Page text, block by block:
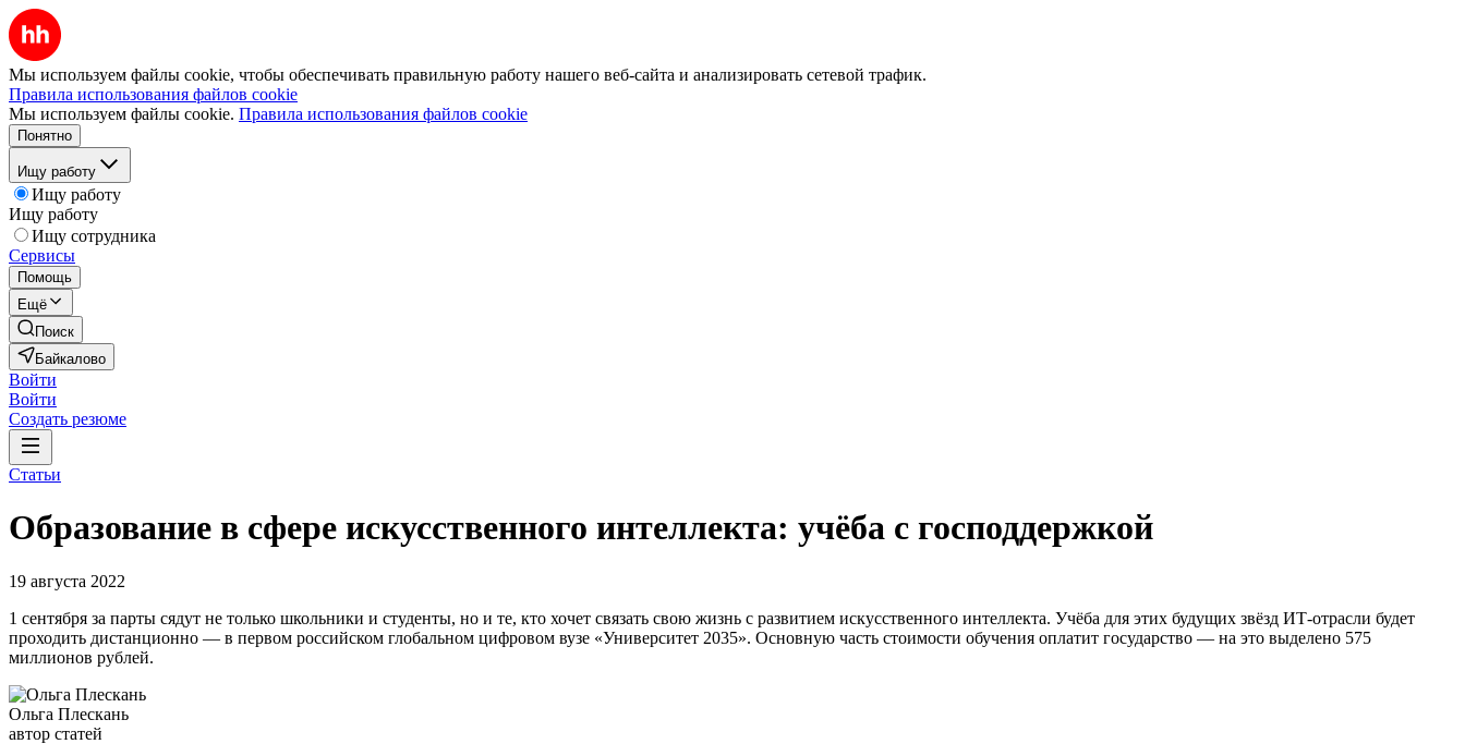
Мы используем файлы cookie, чтобы обеспечивать правильную работу нашего веб-сайта и анализировать сетевой трафик.
Правила использования файлов cookie
Мы используем файлы cookie. Правила использования файлов cookie
Понятно
Ищу работу
Ищу работу
Ищу работу
Ищу сотрудника
Сервисы
Помощь
Ещё
Поиск
Байкалово
Войти
Войти
Создать резюме
Статьи
Образование в сфере искусственного интеллекта: учёба с господдержкой
19 августа 2022
1 сентября за парты сядут не только школьники и студенты, но и те, кто хочет связать свою жизнь с развитием искусственного интеллекта. Учёба для этих будущих звёзд ИТ-отрасли будет
проходить дистанционно — в первом российском глобальном цифровом вузе «Университет 2035». Основную часть стоимости обучения оплатит государство — на это выделено 575
миллионов рублей.
Ольга Плескань
автор статей